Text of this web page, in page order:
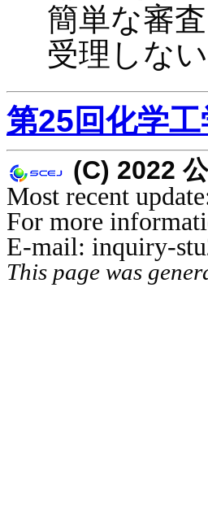
簡単な審
受理しな
第25回化学
(C) 2022
Most recent
For more
E-mail: inquiry-
This page was